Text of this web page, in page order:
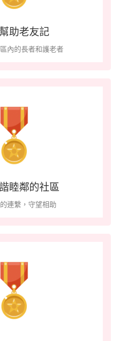
助老友記
內的長者和護老者
睦鄰的社區
連繫，守望相助